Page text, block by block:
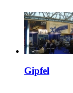
Gipfel